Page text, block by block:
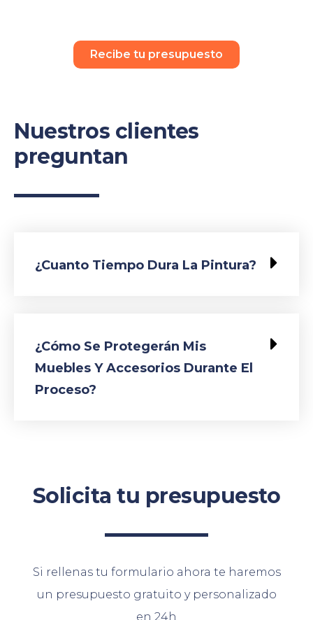
Recibe tu presupuesto
Nuestros clientes
preguntan
¿Cuanto Tiempo Dura La Pintura?
¿cómo Se Protegerán Mis
Muebles Y Accesorios Durante El
Proceso?
Solicita tu presupuesto
Si rellenas tu formulario ahora te haremos
un presupuesto gratuito y personalizado
en 24h